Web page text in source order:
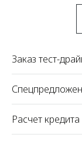
Заказ тест-
Расчет кредита